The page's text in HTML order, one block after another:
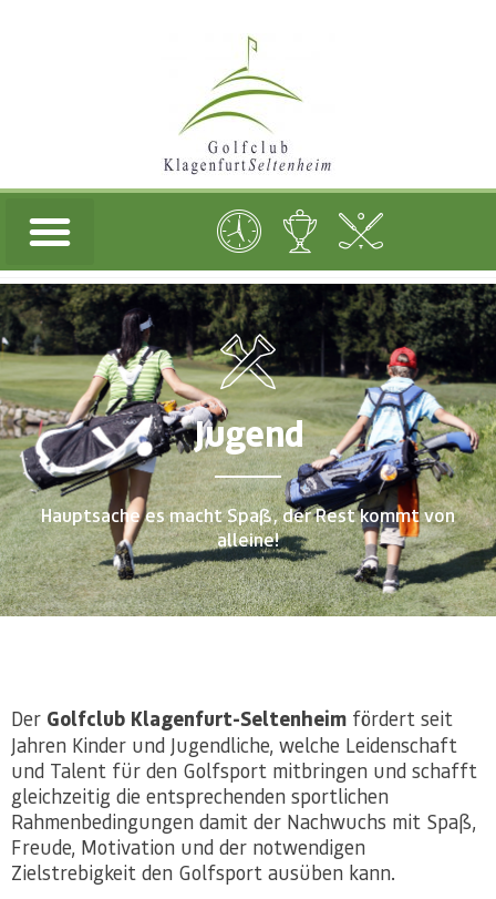
Jugend
Hauptsache es macht Spaß, der Rest kommt von
alleine!
Der Golfclub Klagenfurt-Seltenheim fördert seit
Jahren Kinder und Jugendliche, welche Leidenschaft
und Talent für den Golfsport mitbringen und schafft
gleichzeitig die entsprechenden sportlichen
Rahmenbedingungen damit der Nachwuchs mit Spaß,
Freude, Motivation und der notwendigen
Zielstrebigkeit den Golfsport ausüben kann.